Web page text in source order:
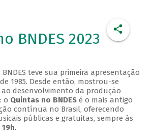
BNDES 2023
teve sua primeira apresentação
1985. Desde então, mostrou-se
desenvolvimento da produção
o Quintas no BNDESé o mais antigo
contínua no Brasil, oferecendo
públicas e gratuitas, sempre às
.